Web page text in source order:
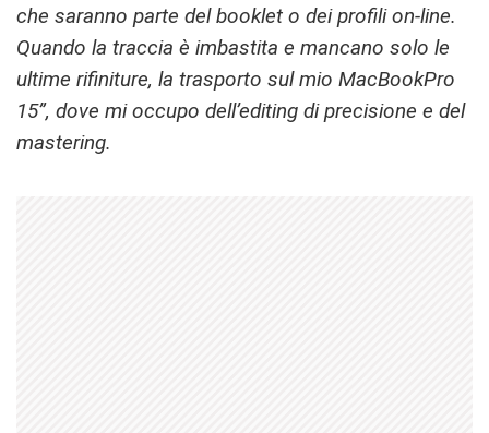
che saranno parte del booklet o dei profili on-line.
Quando la traccia è imbastita e mancano solo le
ultime rifiniture, la trasporto sul mio MacBookPro
15”, dove mi occupo dell’editing di precisione e del
mastering.